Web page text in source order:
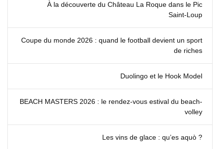
À la découverte du Château La Roque dans le Pic
Saint‑Loup
Coupe du monde 2026 : quand le football devient un sport
de riches
Duolingo et le Hook Model
BEACH MASTERS 2026 : le rendez‑vous estival du beach-
volley
Les vins de glace : qu’es aquò ?